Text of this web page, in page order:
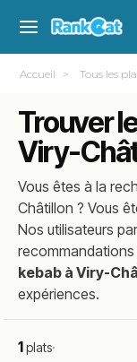
Accueil Tous les
Trouver
Viry-
Vous êtes à la
Châtillon ? Vous
Nos utilisateurs
kebab à Viry-
expériences.
1plats·